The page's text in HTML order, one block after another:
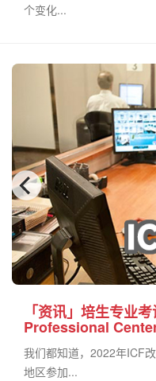
个变化...
「资讯」培生专业
Professional
我们都知道，2022年ICF
地区参加...